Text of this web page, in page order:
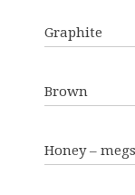
Graphite
Brown
Honey –